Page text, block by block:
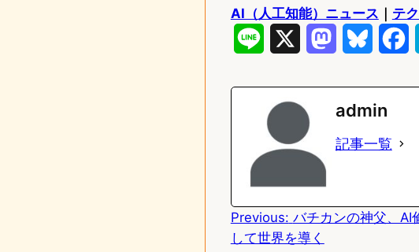
AI（人工知能）ニュース ｜ テ
e
o
y
o
admin
記事一覧
Previous: バチカンの神父、AI
して世界を導く